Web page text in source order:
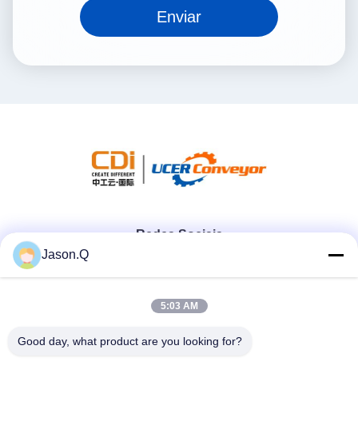
Enviar
Redes Sociais
Contato rápido
Telefone
Jason.Q
5:03 AM
Good day, what product are you looking for?